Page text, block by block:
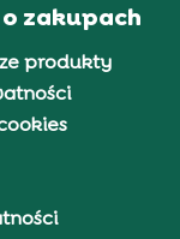
zakupach
produkty